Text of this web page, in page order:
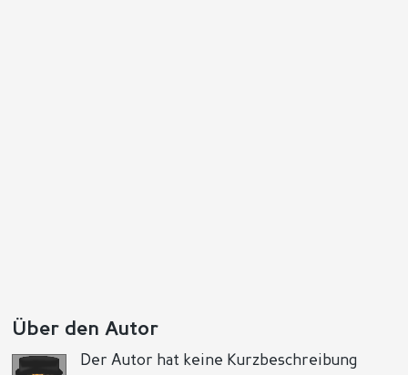
Über den Autor
Der Autor hat keine Kurzbeschreibung